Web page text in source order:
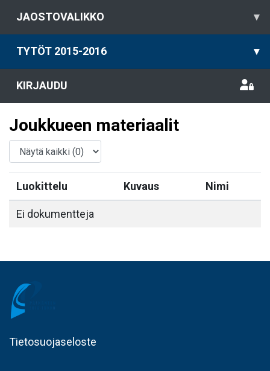
JAOSTOVALIKKO ▾
TYTÖT 2015-2016 ▾
KIRJAUDU
Joukkueen materiaalit
Luokittelu Kuvaus Nimi
Ei dokumentteja
Tietosuojaseloste